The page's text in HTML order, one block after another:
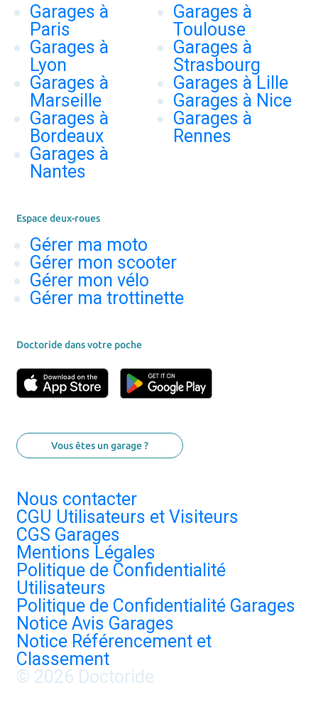
Garages à
Paris
Garages à
Lyon
Garages à
Marseille
Garages à
Bordeaux
Garages à
Nantes
Garages à
Toulouse
Garages à
Strasbourg
Garages à Lille
Garages à Nice
Garages à
Rennes
Espace deux-roues
Gérer ma moto
Gérer mon scooter
Gérer mon vélo
Gérer ma trottinette
Doctoride dans votre poche
Vous êtes un garage ?
Nous contacter
CGU Utilisateurs et Visiteurs
CGS Garages
Mentions Légales
Politique de Confidentialité
Utilisateurs
Politique de Confidentialité Garages
Notice Avis Garages
Notice Référencement et
Classement
© 2026 Doctoride